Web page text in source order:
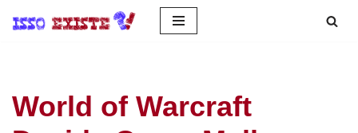
conteúdo
World of Warcraft